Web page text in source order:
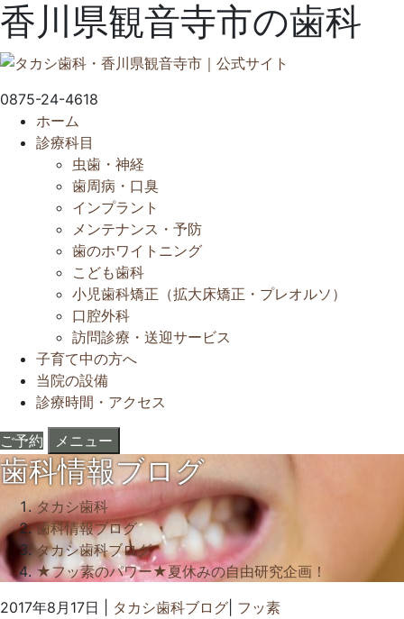
香川県観音寺市の歯科
0875-24-4618
ホーム
診療科目
虫歯・神経
歯周病・口臭
インプラント
メンテナンス・予防
歯のホワイトニング
こども歯科
小児歯科矯正（拡大床矯正・プレオルソ）
口腔外科
訪問診療・送迎サービス
子育て中の方へ
当院の設備
診療時間・アクセス
ご予約 メニュー
歯科情報ブログ
タカシ歯科
歯科情報ブログ
タカシ歯科ブログ
★フッ素のパワー★夏休みの自由研究企画！
2017年8月17日
タカシ歯科ブログ フッ素2022
タ